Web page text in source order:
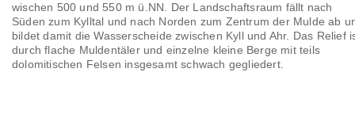
wischen 500 und 550 m ü.NN. Der Landschaftsraum fällt nach
Süden zum Kylltal und nach Norden zum Zentrum der Mulde ab
bildet damit die Wasserscheide zwischen Kyll und Ahr. Das Relief
durch flache Muldentäler und einzelne kleine Berge mit teils
dolomitischen Felsen insgesamt schwach gegliedert.